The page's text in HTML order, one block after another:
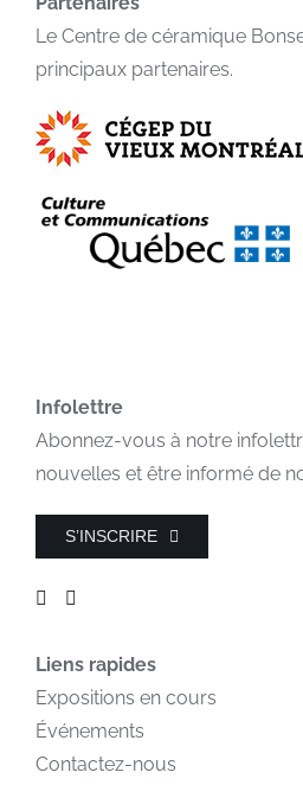
Le Centre de céramique
principaux partenaires.
Infolettre
Abonnez-vous à notre
nouvelles et être informé de
S’INSCRIRE
Liens rapides
Expositions en cours
Événements
Contactez-nous